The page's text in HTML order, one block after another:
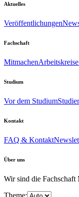
Aktuelles
Veröffentlichungen
Fachschaft
Mitmachen
Studium
Vor dem Studium
Kontakt
FAQ & Kontakt
Über uns
Wir sind die Fachschaft
Theme: